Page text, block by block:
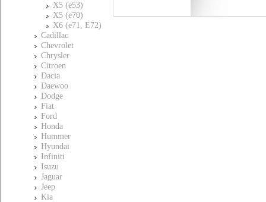
X5 (e53)
X5 (e70)
X6 (e71, E72)
Cadillac
Chevrolet
Chrysler
Citroen
Dacia
Daewoo
Dodge
Fiat
Ford
Honda
Hummer
Hyundai
Infiniti
Isuzu
Jaguar
Jeep
Kia